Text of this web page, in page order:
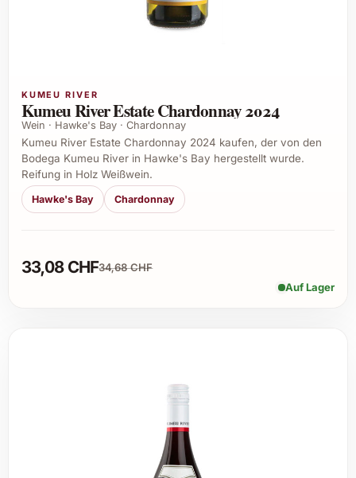
KUMEU RIVER
Kumeu River Estate Chardonnay 2024
Wein · Hawke's Bay · Chardonnay
Kumeu River Estate Chardonnay 2024 kaufen, der von den
Bodega Kumeu River in Hawke's Bay hergestellt wurde.
Reifung in Holz Weißwein.
Hawke's Bay Chardonnay
33,08 CHF34,68 CHF
Auf Lager